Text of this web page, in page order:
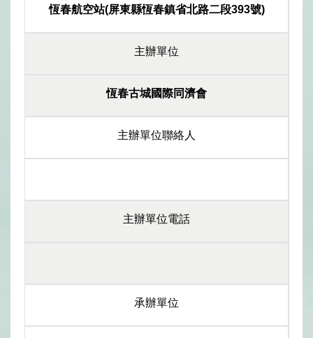
恆春航空站(屏東縣恆春鎮省北路二段393號)
主辦單位
恆春古城國際同濟會
主辦單位聯絡人
主辦單位電話
承辦單位